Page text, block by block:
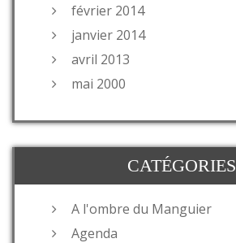
février 2014
janvier 2014
avril 2013
mai 2000
CATÉGORIES
A l'ombre du Manguier
Agenda